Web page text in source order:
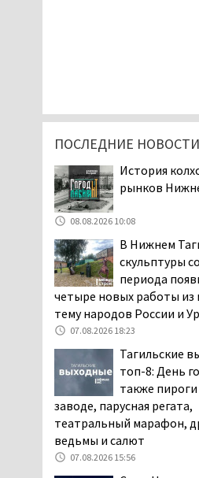
ПОСЛЕДНИЕ НОВОСТИ
История
рынков
08.08.2026 10:08
В Нижнем
скульптуры
периода
четыре новых работы из
тему народов России и
07.08.2026 18:23
Тагильские
топ-8: День
также
заводе, парусная регата,
театральный марафон,
ведьмы и салют
07.08.2026 15:56